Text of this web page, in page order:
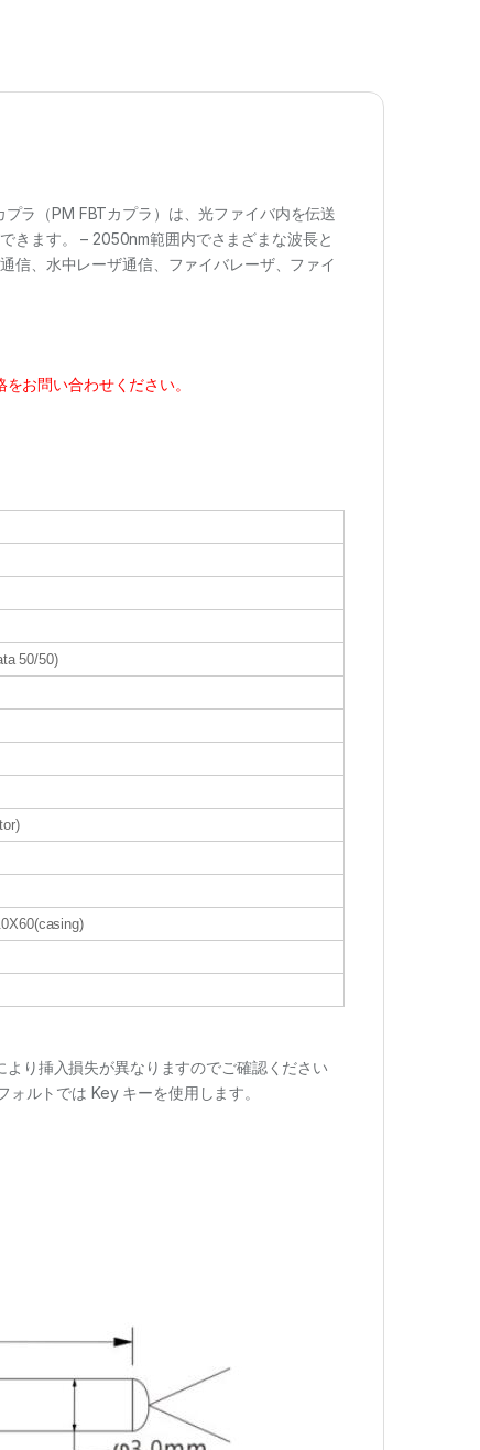
ラ（PM FBTカプラ）は、光ファイバ内を伝送
きます。 – 2050nm範囲内でさまざまな波長と
信、水中レーザ通信、ファイバレーザ、ファイ
お問い合わせください。
50/50)
り挿入損失が異なりますのでご確認ください
ルトでは Key キーを使用します。